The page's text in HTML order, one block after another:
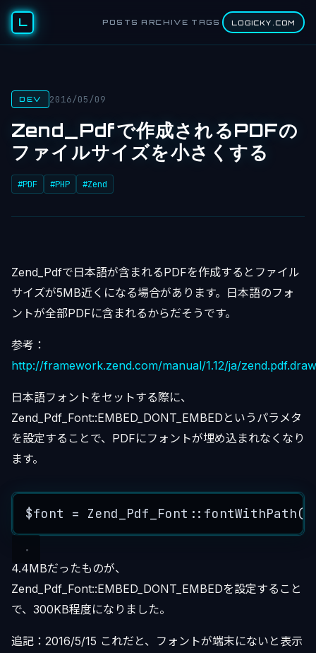
L POSTS ARCHIVE TAGS LOGICKY.COM
DEV 2016/05/09
Zend_Pdfで作成されるPDFの
ファイルサイズを小さくする
#PDF #PHP #Zend
Zend_Pdfで日本語が含まれるPDFを作成するとファイル
サイズが5MB近くになる場合があります。日本語のフォ
ントが全部PDFに含まれるからだそうです。
参考：
http://framework.zend.com/manual/1.12/ja/
日本語フォントをセットする際に、
Zend_Pdf_Font::EMBED_DONT_EMBEDというパラメタ
を設定することで、PDFにフォントが埋め込まれなくなり
ます。
$font = Zend_Pdf_Font:: fontWithPath(
4.4MBだったものが、
Zend_Pdf_Font::EMBED_DONT_EMBEDを設定すること
で、300KB程度になりました。
追記：2016/5/15 これだと、フォントが端末にないと表示